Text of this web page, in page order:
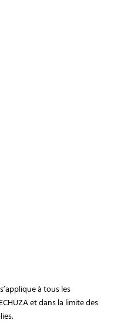
à tous les
et dans la limite des